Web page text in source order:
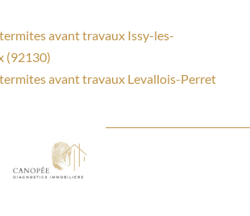
avant travaux Issy-les-
(92130)
avant travaux Levallois-Perret